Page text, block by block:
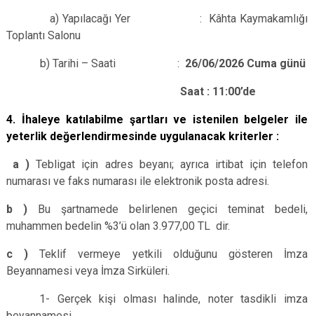
a) Yapılacağı Yer : Kâhta Kaymakamlığı
Toplantı Salonu
b) Tarihi – Saati : 26/06/2026 Cuma günü
Saat : 11:00’de
4. İhaleye katılabilme şartları ve istenilen belgeler ile
yeterlik değerlendirmesinde uygulanacak kriterler :
a ) Tebligat için adres beyanı; ayrıca irtibat için telefon
numarası ve faks numarası ile elektronik posta adresi.
b ) Bu şartnamede belirlenen geçici teminat bedeli,
muhammen bedelin %3’ü olan 3.977,00 TL dir.
c ) Teklif vermeye yetkili olduğunu gösteren İmza
Beyannamesi veya İmza Sirküleri.
1- Gerçek kişi olması halinde, noter tasdikli imza